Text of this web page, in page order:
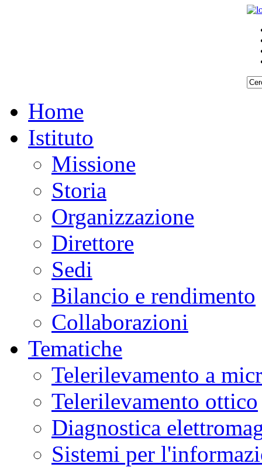
Home
Istituto
Missione
Storia
Organizzazione
Direttore
Sedi
Bilancio e rendimento
Collaborazioni
Tematiche
Telerilevamento a
Telerilevamento ottico
Diagnostica
Sistemi per